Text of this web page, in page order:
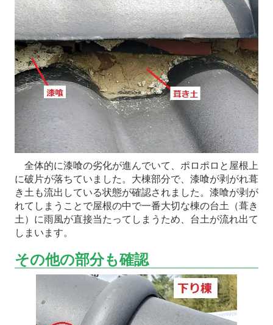
全体的に漆喰の劣化が進んでいて、ポロポロと屋根上
に破片が落ちていました。大棟部分で、漆喰が剥がれ葺
き土も流出している状態が確認されました。漆喰が剥が
れてしまうことで屋根の中で一番大切な棟の台土（葺き
土）に雨風が直接当たってしまうため、台土が流れ出て
しまいます。
その他の部分も確認